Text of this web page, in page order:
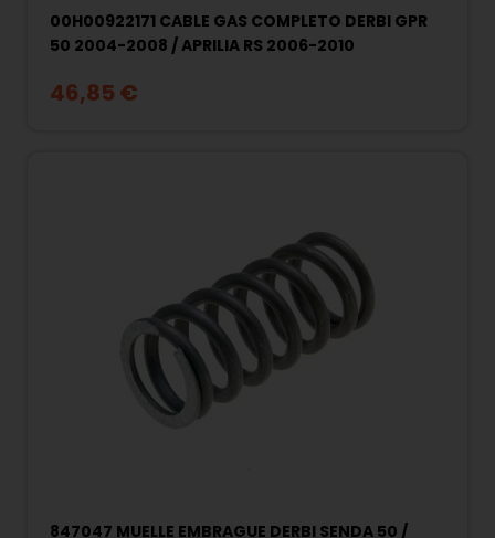
00H00922171 CABLE GAS COMPLETO DERBI GPR
50 2004-2008 / APRILIA RS 2006-2010
46,85 €
847047 MUELLE EMBRAGUE DERBI SENDA 50 /